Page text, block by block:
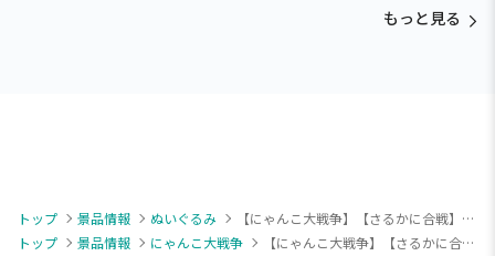
もっと見る
トップ 景品情報 ぬいぐるみ
【にゃんこ大戦争】【さるかに合戦】にゃんこ大戦争 ウルトラソウルズ BIGぬいぐるみ(さるかに合戦)
トップ
景品情報 にゃんこ大戦争 【にゃんこ大戦争】【さるかに合戦】にゃんこ大戦争 ウルトラソウルズ BIGぬいぐるみ(さるかに合戦)